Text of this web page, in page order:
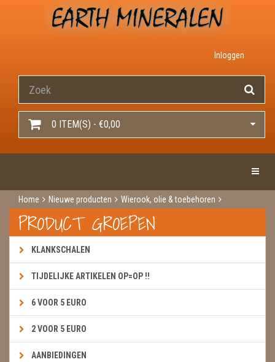
Inloggen
0 ITEM(S) - €0,00
Home Nieuwe producten
Wierook, olie & toebehoren
Wierook
Wierook hem / darshan
PRODUCT GROEPEN
KLANKSCHALEN
TIJDELIJKE ARTIKELEN OP=OP !!
6 VOOR 5 EURO
2 VOOR 5 EURO
AANBIEDINGEN